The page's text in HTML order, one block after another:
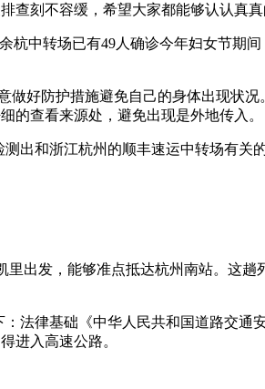
刻不容缓，希望大家都能够认认真真
杭中转场已有49人确诊今年妇女节期
好防护措施避免自己的身体出现状
的查看来源处，避免出现是外地传入。
出和浙江杭州的顺丰速运中转场有关
出发，能够准点抵达杭州南站。这
法律基础《中华人民共和国道路交
进入高速公路。